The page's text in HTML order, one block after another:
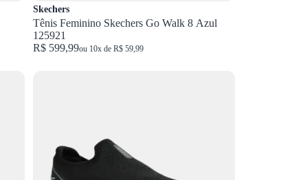
Skechers
Tênis Feminino Skechers Go Walk 8 Azul
125921
R$ 599,99ou 10x de R$ 59,99